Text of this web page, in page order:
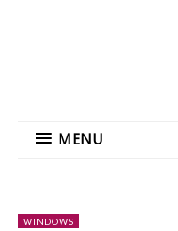
MENU
WINDOWS